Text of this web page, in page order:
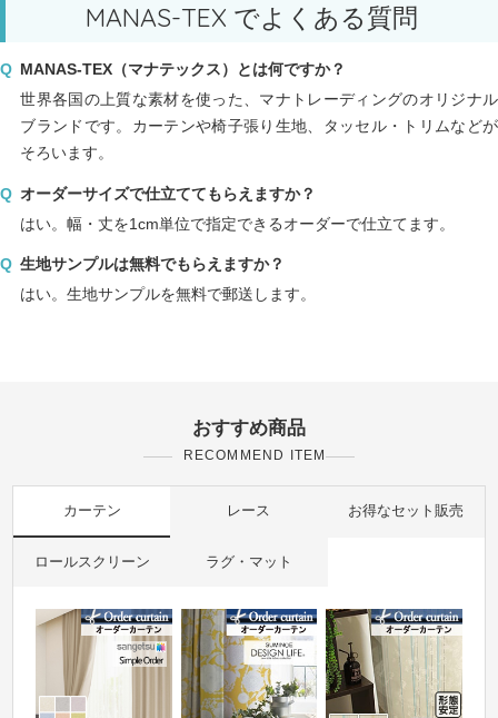
MANAS-TEX でよくある質問
MANAS-TEX（マナテックス）とは何ですか？
世界各国の上質な素材を使った、マナトレーディングのオリジナル
ブランドです。カーテンや椅子張り生地、タッセル・トリムなどが
そろいます。
オーダーサイズで仕立ててもらえますか？
はい。幅・丈を1cm単位で指定できるオーダーで仕立てます。
生地サンプルは無料でもらえますか？
はい。生地サンプルを無料で郵送します。
おすすめ商品
RECOMMEND ITEM
カーテン レース お得なセット販売
ロールスクリーン ラグ・マット